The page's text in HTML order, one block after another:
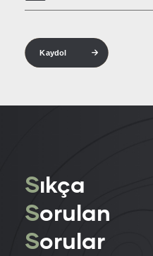
Kaydol
Sıkça
Sorulan
Sorular